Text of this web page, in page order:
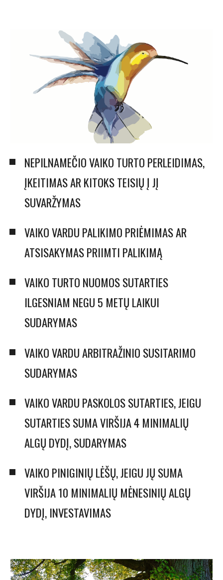
NEPILNAMEČIO VAIKO TURTO PERLEIDIMAS,
ĮKEITIMAS AR KITOKS TEISIŲ Į JĮ
SUVARŽYMAS
VAIKO VARDU PALIKIMO PRIĖMIMAS AR
ATSISAKYMAS PRIIMTI PALIKIMĄ
VAIKO TURTO NUOMOS SUTARTIES
ILGESNIAM NEGU 5 METŲ LAIKUI
SUDARYMAS
VAIKO VARDU ARBITRAŽINIO SUSITARIMO
SUDARYMAS
VAIKO VARDU PASKOLOS SUTARTIES, JEIGU
SUTARTIES SUMA VIRŠIJA 4 MINIMALIŲ
ALGŲ DYDĮ, SUDARYMAS
VAIKO PINIGINIŲ LĖŠŲ, JEIGU JŲ SUMA
VIRŠIJA 10 MINIMALIŲ MĖNESINIŲ ALGŲ
DYDĮ, INVESTAVIMAS